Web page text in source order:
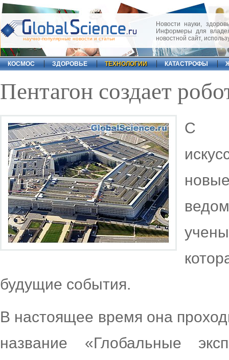
научно-популярные новости и статьи
Новости науки,
Информеры для
новостной сайт,
КОСМОС ЗДОРОВЬЕ ТЕХНОЛОГИИ КАТАСТРОФЫ
Пентагон создает
С
будущие события.
В настоящее время она
название «Глобальные